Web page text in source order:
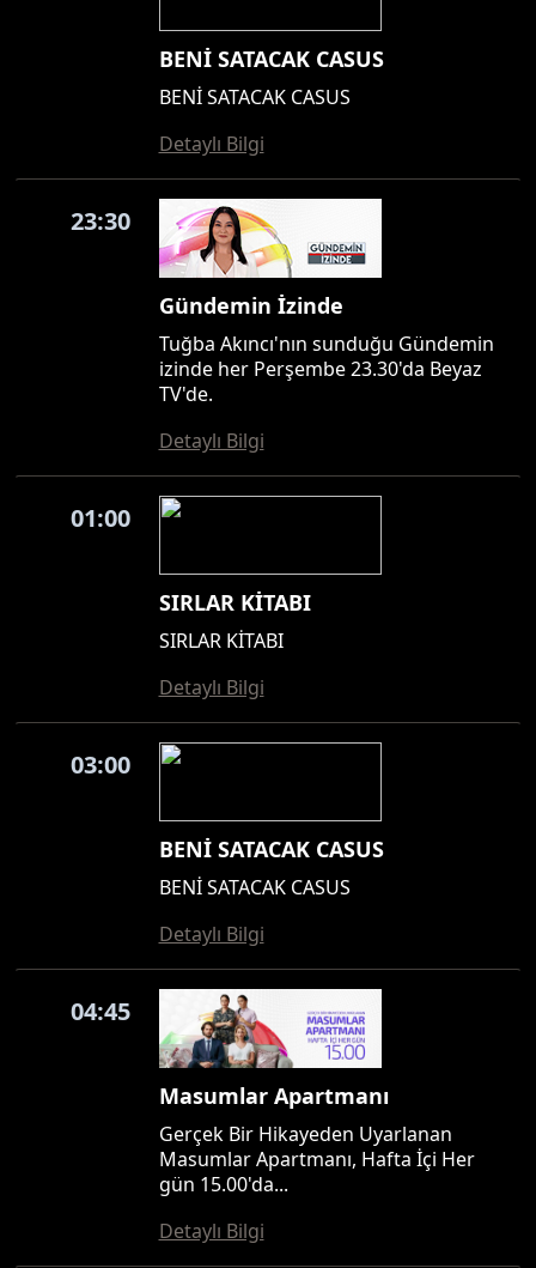
BENİ SATACAK CASUS
BENİ SATACAK CASUS
Detaylı Bilgi
23:30
Gündemin İzinde
Tuğba Akıncı'nın sunduğu Gündemin
izinde her Perşembe 23.30'da Beyaz
TV'de.
Detaylı Bilgi
01:00
SIRLAR KİTABI
SIRLAR KİTABI
Detaylı Bilgi
03:00
BENİ SATACAK CASUS
BENİ SATACAK CASUS
Detaylı Bilgi
04:45
Masumlar Apartmanı
Gerçek Bir Hikayeden Uyarlanan
Masumlar Apartmanı, Hafta İçi Her
gün 15.00'da...
Detaylı Bilgi